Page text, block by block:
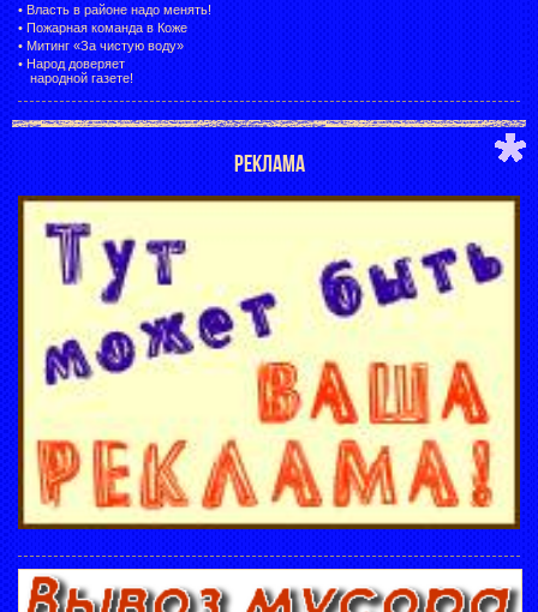
• Власть в районе надо менять!
• Пожарная команда в Коже
• Митинг «За чистую воду»
• Народ доверяет
народной газете!
РЕКЛАМА